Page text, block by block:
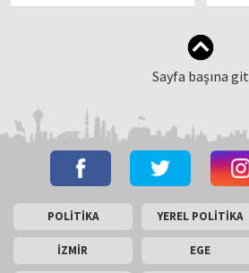
Sayfa başına git
POLİTİKA YEREL POLİTİKA
İZMİR EGE